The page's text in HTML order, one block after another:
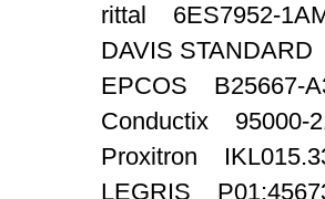
rittal 6ES7952-
DAVIS
EPCOS B25667-
Conductix 95000-
Proxitron
LEGRIS